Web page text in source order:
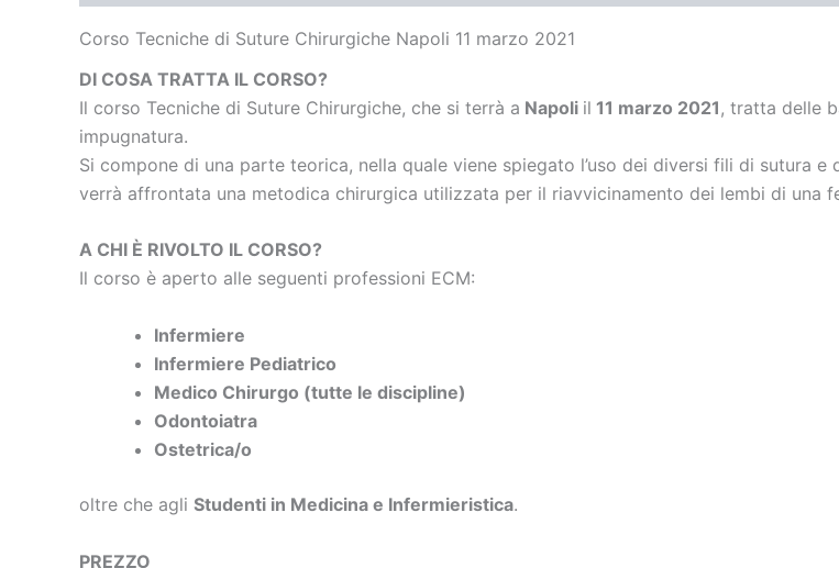
Corso Tecniche di Suture Chirurgiche Napoli 11 marzo 2021
DI COSA TRATTA IL CORSO?
Il corso Tecniche di Suture Chirurgiche, che si terrà a Napoli il 11 marzo 2021 , tratta delle
impugnatura.
Si compone di una parte teorica, nella quale viene spiegato l’uso dei diversi fili di sutura
verrà affrontata una metodica chirurgica utilizzata per il riavvicinamento dei lembi di una
A CHI È RIVOLTO IL CORSO?
Il corso è aperto alle seguenti professioni ECM:
Infermiere
Infermiere Pediatrico
Medico Chirurgo (tutte le discipline)
Odontoiatra
Ostetrica/o
oltre che agli Studenti in Medicina e Infermieristica.
PREZZO